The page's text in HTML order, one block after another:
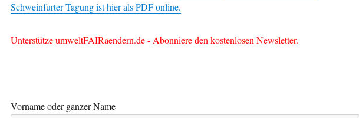
Schweinfurter Tagung ist hier als PDF online.
Unterstütze umweltFAIRaendern.de - Abonniere den kostenlosen Newsletter.
Vorname oder ganzer Name